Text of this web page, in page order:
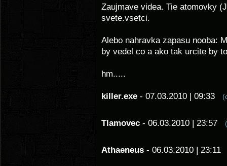
Zaujmave videa. Tie atomovky
svete.vsetci.
Alebo nahravka zapasu nooba:
by vedel co a ako tak urcite by
hm.....
killer.exe - 07.03.2010 | 09:33
Tlamovec - 06.03.2010 | 23:57
Athaeneus - 06.03.2010 |